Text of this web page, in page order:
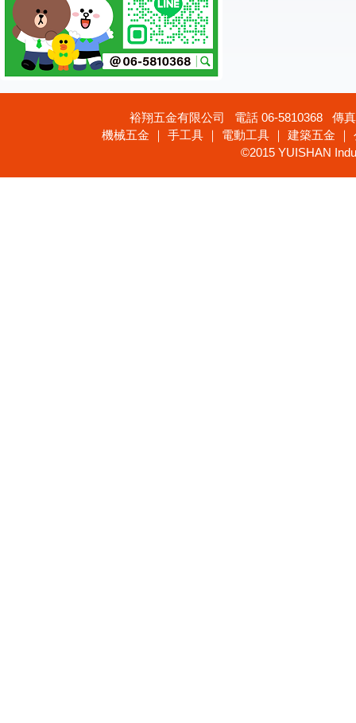
裕翔五金有限公司 電話 06-5810368 傳
機械五金 ｜ 手工具 ｜ 電動工具 ｜ 建築五金
©2015 YUISHAN